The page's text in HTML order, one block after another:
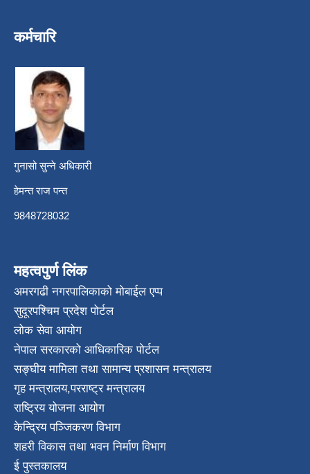
कर्मचारि
गुनासो सुन्ने अधिकारी
हेमन्त राज पन्त
9848728032
महत्वपुर्ण लिंक
अमरगढी नगरपालिकाको मोबाईल एप्प
सुदूरपश्चिम प्रदेश पोर्टल
लोक सेवा आयोग
नेपाल सरकारको आधिकारिक पोर्टल
सङ्घीय मामिला तथा सामान्य प्रशासन मन्त्रालय
गृह मन्त्रालय,परराष्ट्र मन्त्रालय
राष्ट्रिय योजना आयोग
केन्द्रिय पञ्जिकरण विभाग
शहरी विकास तथा भवन निर्माण विभाग
ई पुस्तकालय